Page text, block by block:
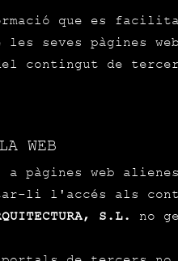
que es
seves pàgines
contingut de
WEB
a pàgines web
l'accés als
S.L. no